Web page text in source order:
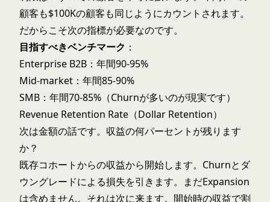
顧客も$100Kの顧客も同じようにカウントされます。
だからこそ次の指標が必要なのです。
目指すべきベンチマーク ：
Enterprise B2B：年間90-95%
Mid-market：年間85-90%
SMB：年間70-85%（Churnが多いのが現実です）
Revenue Retention Rate（Dollar Retention）
次は金額の話です。収益の何パーセントが残ります
か？
既存コホートからの収益から開始します。Churnとダ
ウングレードによる損失を引きます。まだExpansion
は含めません。それは次に来ます。開始時の収益で割